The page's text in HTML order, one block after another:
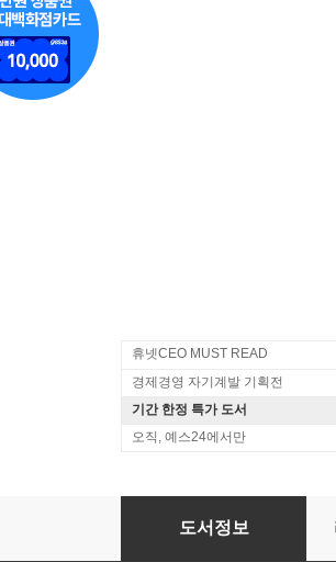
휴넷CEO MUST READ
경제경영 자기계발 기획전
기간 한정 특가 도서
오직, 예스24에서만
처음 배우는 미국 주식 투
도서정보